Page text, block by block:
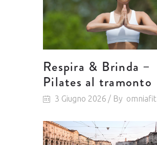
Respira & Brinda –
Pilates al tramonto
3 Giugno 2026 By omniafit